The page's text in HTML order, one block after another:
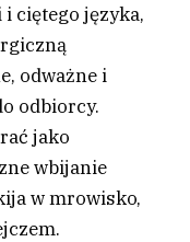
ciętego języka,
odważne i
odbiorcy.
jako
wbijanie
w mrowisko,